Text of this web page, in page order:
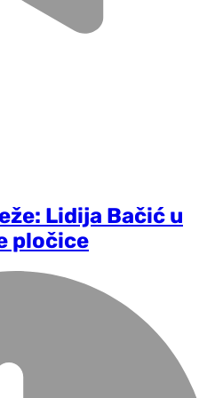
Lidija Bačić u
pločice